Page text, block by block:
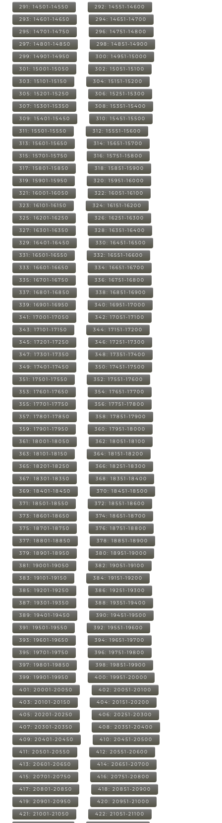
291: 14501-14550 292: 14551-14600
293: 14601-14650 294: 14651-14700
295: 14701-14750 296: 14751-14800
297: 14801-14850 298: 14851-14900
299: 14901-14950 300: 14951-15000
301: 15001-15050 302: 15051-15100
303: 15101-15150 304: 15151-15200
305: 15201-15250 306: 15251-15300
307: 15301-15350 308: 15351-15400
309: 15401-15450 310: 15451-15500
311: 15501-15550 312: 15551-15600
313: 15601-15650 314: 15651-15700
315: 15701-15750 316: 15751-15800
317: 15801-15850 318: 15851-15900
319: 15901-15950 320: 15951-16000
321: 16001-16050 322: 16051-16100
323: 16101-16150 324: 16151-16200
325: 16201-16250 326: 16251-16300
327: 16301-16350 328: 16351-16400
329: 16401-16450 330: 16451-16500
331: 16501-16550 332: 16551-16600
333: 16601-16650 334: 16651-16700
335: 16701-16750 336: 16751-16800
337: 16801-16850 338: 16851-16900
339: 16901-16950 340: 16951-17000
341: 17001-17050 342: 17051-17100
343: 17101-17150 344: 17151-17200
345: 17201-17250 346: 17251-17300
347: 17301-17350 348: 17351-17400
349: 17401-17450 350: 17451-17500
351: 17501-17550 352: 17551-17600
353: 17601-17650 354: 17651-17700
355: 17701-17750 356: 17751-17800
357: 17801-17850 358: 17851-17900
359: 17901-17950 360: 17951-18000
361: 18001-18050 362: 18051-18100
363: 18101-18150 364: 18151-18200
365: 18201-18250 366: 18251-18300
367: 18301-18350 368: 18351-18400
369: 18401-18450 370: 18451-18500
371: 18501-18550 372: 18551-18600
373: 18601-18650 374: 18651-18700
375: 18701-18750 376: 18751-18800
377: 18801-18850 378: 18851-18900
379: 18901-18950 380: 18951-19000
381: 19001-19050 382: 19051-19100
383: 19101-19150 384: 19151-19200
385: 19201-19250 386: 19251-19300
387: 19301-19350 388: 19351-19400
389: 19401-19450 390: 19451-19500
391: 19501-19550 392: 19551-19600
393: 19601-19650 394: 19651-19700
395: 19701-19750 396: 19751-19800
397: 19801-19850 398: 19851-19900
399: 19901-19950 400: 19951-20000
401: 20001-20050 402: 20051-20100
403: 20101-20150 404: 20151-20200
405: 20201-20250 406: 20251-20300
407: 20301-20350 408: 20351-20400
409: 20401-20450 410: 20451-20500
411: 20501-20550 412: 20551-20600
413: 20601-20650 414: 20651-20700
415: 20701-20750 416: 20751-20800
417: 20801-20850 418: 20851-20900
419: 20901-20950 420: 20951-21000
421: 21001-21050 422: 21051-21100